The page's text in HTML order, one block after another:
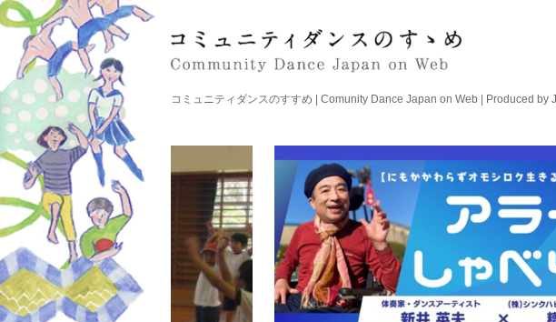
コミュニティダンスのすすめ | Comunity Dance Japan on Web | Produced by